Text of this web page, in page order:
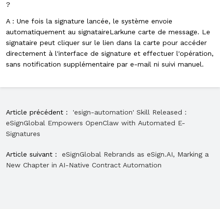
?
A: Une fois la signature lancée, le système envoie
automatiquement au signataireLarkune carte de message. Le
signataire peut cliquer sur le lien dans la carte pour accéder
directement à l'interface de signature et effectuer l'opération,
sans notification supplémentaire par e-mail ni suivi manuel.
Article précédent： 'esign-automation' Skill Released：
eSignGlobal Empowers OpenClaw with Automated E-
Signatures
Article suivant： eSignGlobal Rebrands as eSign.AI, Marking a
New Chapter in AI-Native Contract Automation